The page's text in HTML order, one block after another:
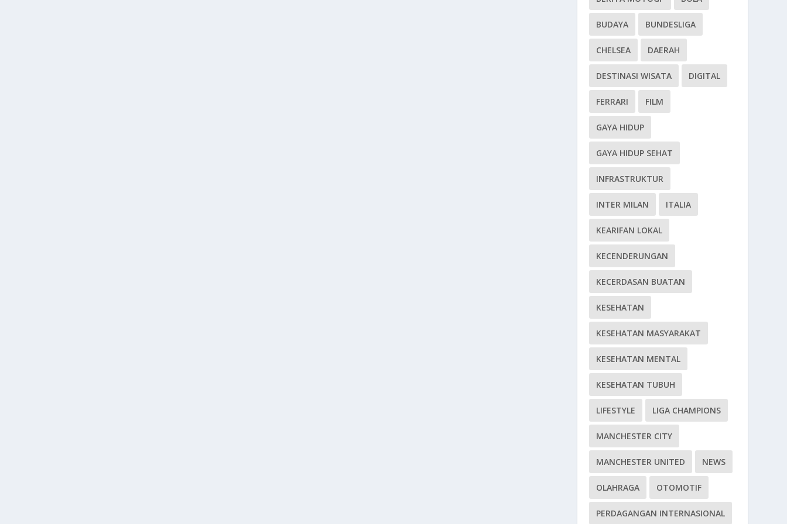
BUDAYA BUNDESLIGA
CHELSEA DAERAH
DESTINASI WISATA DIGITAL
FERRARI FILM
GAYA HIDUP
GAYA HIDUP SEHAT
INFRASTRUKTUR
INTER MILAN ITALIA
KEARIFAN LOKAL
KECENDERUNGAN
KECERDASAN BUATAN
KESEHATAN
KESEHATAN MASYARAKAT
KESEHATAN MENTAL
KESEHATAN TUBUH
LIFESTYLE LIGA CHAMPIONS
MANCHESTER CITY
MANCHESTER UNITED NEWS
OLAHRAGA OTOMOTIF
PERDAGANGAN INTERNASIONAL